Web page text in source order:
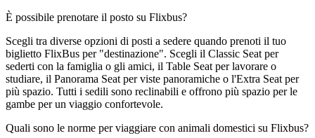
È possibile prenotare il posto su Flixbus?
Scegli tra diverse opzioni di posti a sedere quando prenoti il ​​tuo
biglietto FlixBus per "destinazione". Scegli il Classic Seat per
sederti con la famiglia o gli amici, il Table Seat per lavorare o
studiare, il Panorama Seat per viste panoramiche o l'Extra Seat per
più spazio. Tutti i sedili sono reclinabili e offrono più spazio per le
gambe per un viaggio confortevole.
Quali sono le norme per viaggiare con animali domestici su Flixbus?